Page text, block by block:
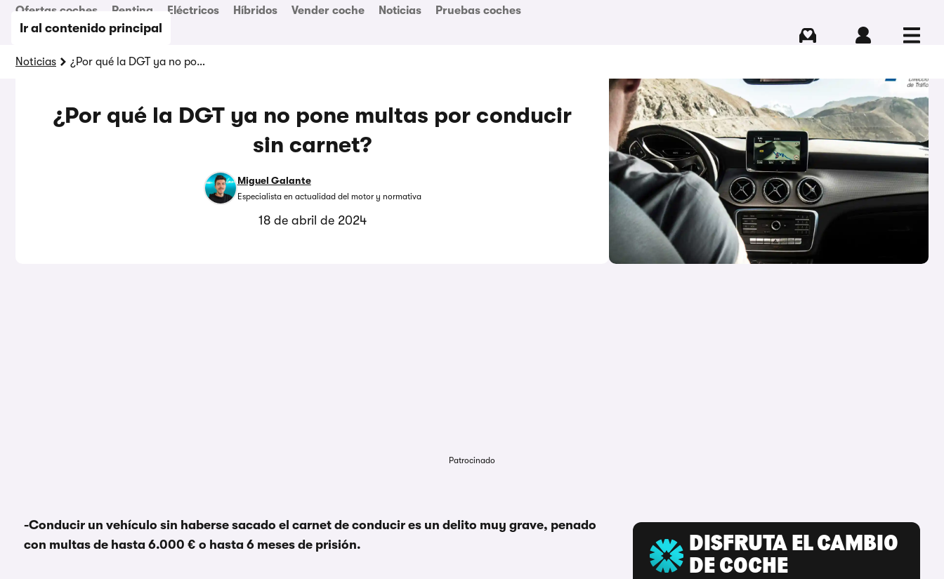
Ir al contenido principal
Ofertas coches Renting Eléctricos Híbridos Vender coche Noticias Pruebas coches
Noticias ¿Por qué la DGT ya no pone multas por conducir sin carnet?
¿Por qué la DGT ya no pone multas por conducir
sin carnet?
Miguel Galante
Especialista en actualidad del motor y normativa
18 de abril de 2024
Patrocinado
-Conducir un vehículo sin haberse sacado el carnet de conducir es un delito muy grave, penado
con multas de hasta 6.000 € o hasta 6 meses de prisión.
DISFRUTA EL CAMBIO
DE COCHE